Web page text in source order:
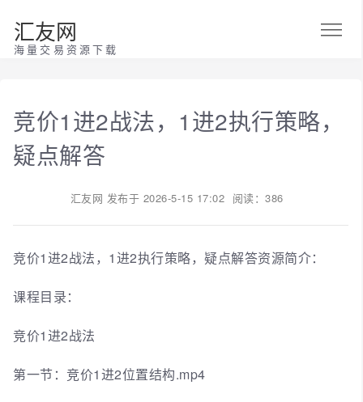
汇友网
海量交易资源下载
竞价1进2战法，1进2执行策略，
疑点解答
汇友网 发布于 2026-5-15 17:02 阅读：386
竞价1进2战法，1进2执行策略，疑点解答资源简介：
课程目录：
竞价1进2战法
第一节：竞价1进2位置结构.mp4